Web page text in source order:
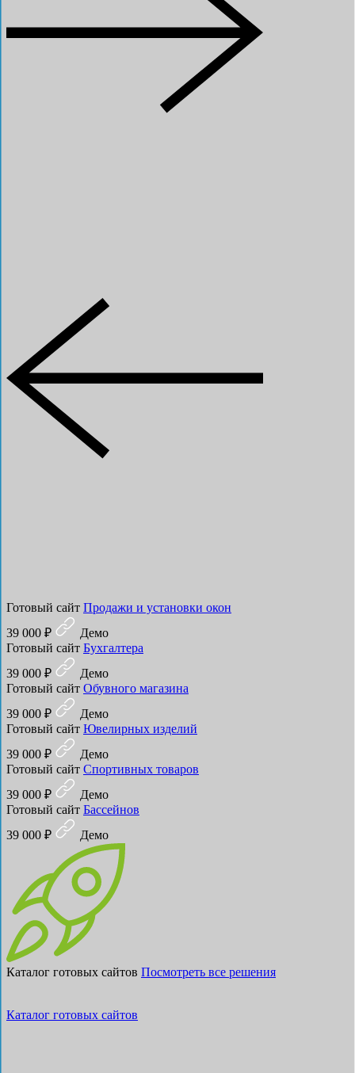
Готовый сайт Продажи и установки окон
39 000 ₽
Демо
Готовый сайт Бухгалтера
39 000 ₽
Демо
Готовый сайт Обувного магазина
39 000 ₽
Демо
Готовый сайт Ювелирных изделий
39 000 ₽
Демо
Готовый сайт Спортивных товаров
39 000 ₽
Демо
Готовый сайт Бассейнов
39 000 ₽
Демо
Каталог готовых сайтов Посмотреть все решения
Каталог готовых сайтов